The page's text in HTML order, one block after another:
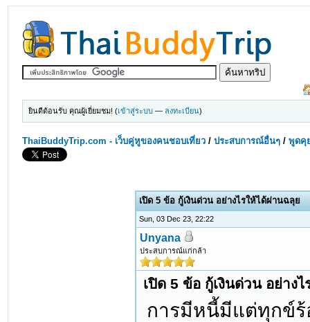
ยินดีต้อนรับ คุณผู้เยี่ยมชม! (เข้าสู่ระบบ — ลงทะเบียน)
ThaiBuddyTrip.com - เว็บคู่หูของคนชอบเที่ยว /ประสบการณ์อื่นๆ /พูดคุ
เปิด 5 ข้อ กู้เงินด่วน อย่างไรให้ได้ผ่านฉลุย
Sun, 03 Dec 23, 22:22
Unyana
ประสบการณ์แก่กล้า
เปิด 5 ข้อ กู้เงินด่วน อย่าง
การมีหนี้มีแต่ทุกข์ร้